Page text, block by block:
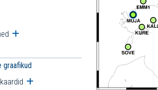
alammenüü
Ava alammenüü
graafikud
Ava alammenüü